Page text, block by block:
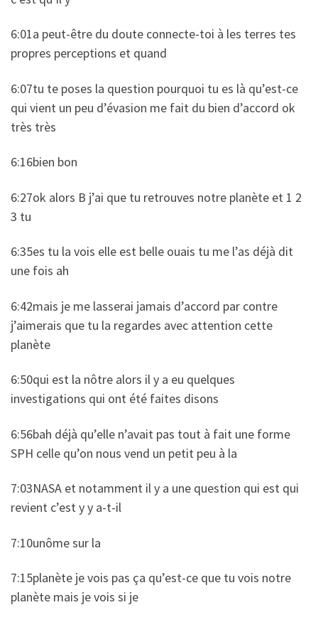
6:01a peut-être du doute connecte-toi à les terres tes
propres perceptions et quand
6:07tu te poses la question pourquoi tu es là qu’est-ce
qui vient un peu d’évasion me fait du bien d’accord ok
très très
6:16bien bon
6:27ok alors B j’ai que tu retrouves notre planète et 1 2
3 tu
6:35es tu la vois elle est belle ouais tu me l’as déjà dit
une fois ah
6:42mais je me lasserai jamais d’accord par contre
j’aimerais que tu la regardes avec attention cette
planète
6:50qui est la nôtre alors il y a eu quelques
investigations qui ont été faites disons
6:56bah déjà qu’elle n’avait pas tout à fait une forme
SPH celle qu’on nous vend un petit peu à la
7:03NASA et notamment il y a une question qui est qui
revient c’est y y a-t-il
7:10unôme sur la
7:15planète je vois pas ça qu’est-ce que tu vois notre
planète mais je vois si je